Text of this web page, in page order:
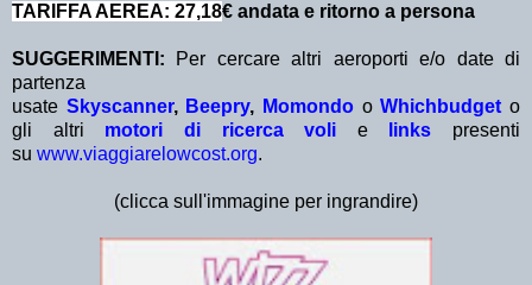
TARIFFA AEREA: 27,18€ andata e ritorno a persona
SUGGERIMENTI: Per cercare altri aeroporti e/o date di
partenza
usate Skyscanner, Beepry, Momondo oWhichbudget o
gli altri motori di ricerca voli e links presenti
su www.viaggiarelowcost.org.
(clicca sull'immagine per ingrandire)